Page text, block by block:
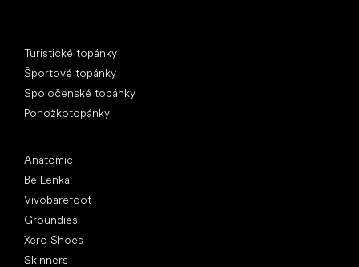
Turistické topánky
Športové topánky
Spoločenské topánky
Ponožkotopánky
Anatomic
Be Lenka
Vivobarefoot
Groundies
Xero Shoes
Skinners